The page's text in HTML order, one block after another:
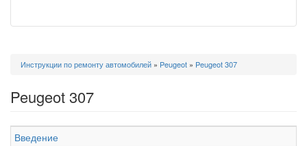
Вы
Инструкции по ремонту автомобилей » Peugeot » Peugeot 307
Peugeot 307
Введение